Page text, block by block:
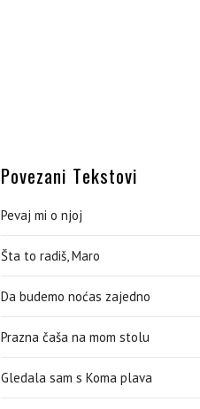
Povezani Tekstovi
Pevaj mi o njoj
Šta to radiš, Maro
Da budemo noćas zajedno
Prazna čaša na mom stolu
Gledala sam s Koma plava